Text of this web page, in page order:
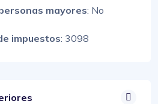
mayores: No
impuestos: 3098